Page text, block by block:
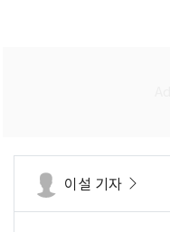
이설 기자